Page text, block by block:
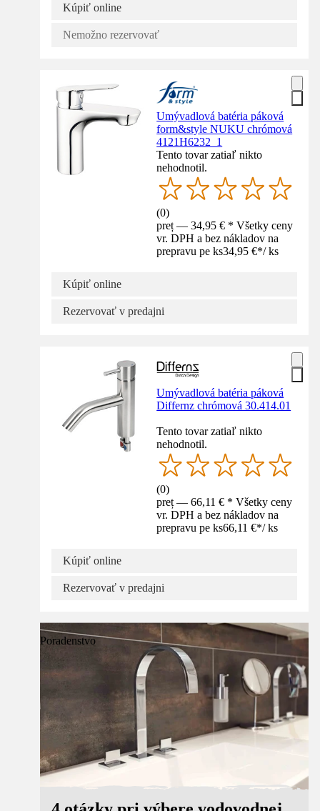
Kúpiť online
Nemožno rezervovať
Umývadlová batéria páková
form&style NUKU chrómová
4121H6232_1
Tento tovar zatiaľ nikto
nehodnotil.
(0)
preț — 34,95 € * Všetky ceny
vr. DPH a bez nákladov na
prepravu pe ks34,95 €*/ ks
Kúpiť online
Rezervovať v predajni
Umývadlová batéria páková
Differnz chrómová 30.414.01
Tento tovar zatiaľ nikto
nehodnotil.
(0)
preț — 66,11 € * Všetky ceny
vr. DPH a bez nákladov na
prepravu pe ks66,11 €*/ ks
Kúpiť online
Rezervovať v predajni
Poradenstvo